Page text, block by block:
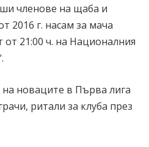
членове на щаба и
2016 г. насам за мача
от 21:00 ч. на Националния
новаците в Първа лига
ритали за клуба през